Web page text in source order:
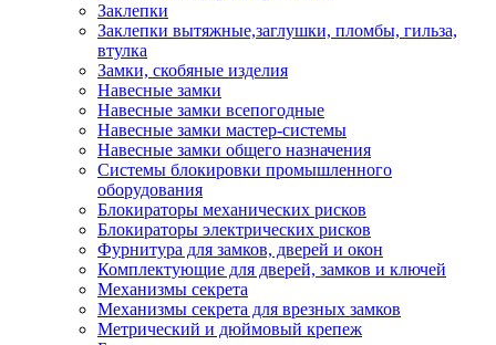
Заклепки
Заклепки вытяжные,заглушки, пломбы, гильза,
втулка
Замки, скобяные изделия
Навесные замки
Навесные замки всепогодные
Навесные замки мастер-системы
Навесные замки общего назначения
Системы блокировки промышленного
оборудования
Блокираторы механических рисков
Блокираторы электрических рисков
Фурнитура для замков, дверей и окон
Комплектующие для дверей, замков и ключей
Механизмы секрета
Механизмы секрета для врезных замков
Метрический и дюймовый крепеж